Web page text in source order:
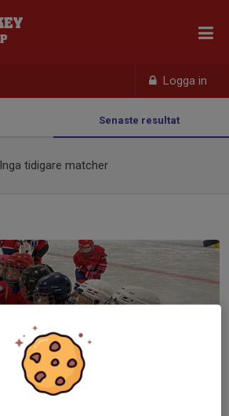
Logga in
Senaste resultat
Inga tidigare matcher